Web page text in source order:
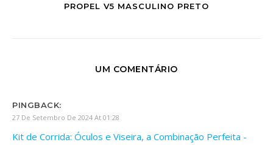
PROPEL V5 MASCULINO PRETO
UM COMENTÁRIO
PINGBACK:
27 De Setembro De 2024 At 01:28
Kit de Corrida: Óculos e Viseira, a Combinação Perfeita -